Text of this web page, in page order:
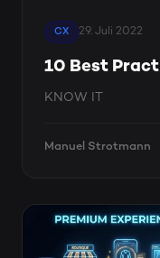
CX 29. Juli 2022
10 Best
KNOW IT
Manuel Strotmann